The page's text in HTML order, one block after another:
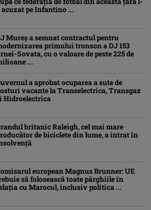
acuzat pe Infantino ...
Mureș a semnat contractul pentru
primului tronson a DJ 153
Sovata, cu o valoare de peste 225 de
...
a aprobat ocuparea a sute de
vacante la Transelectrica, Transgaz
Hidroelectrica
britanic Raleigh, cel mai mare
de biciclete din lume, a intrat în
european Magnus Brunner: UE
să folosească toate pârghiile în
cu Marocul, inclusiv politica ...